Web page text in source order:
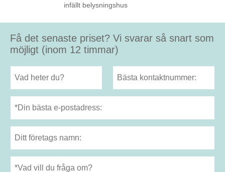
infällt belysningshus
Få det senaste priset? Vi svarar så snart som
möjligt (inom 12 timmar)